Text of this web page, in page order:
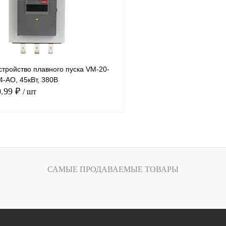
Под заказ
плавного пуска VM-20-
AO, 45кВт, 380В
₽ / шт
САМЫЕ ПРОДАВАЕМЫЕ ТОВАРЫ